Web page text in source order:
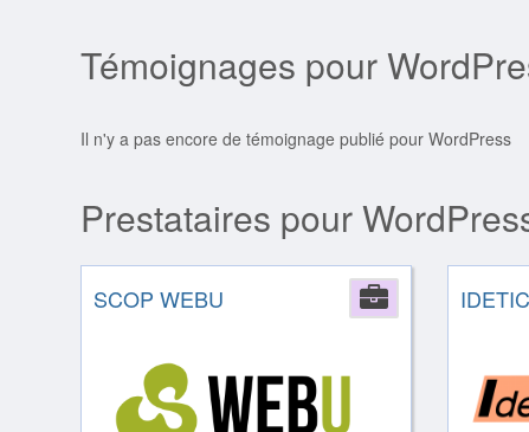
Témoignages pour
Il n'y a pas encore de témoignage publié pour WordPress
Prestataires pour
Company
SCOP WEBU